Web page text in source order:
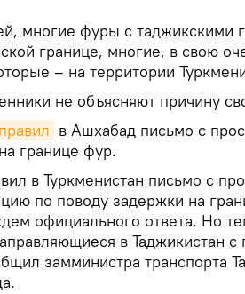
многие фуры с таджикскими
границе, многие, в свою
– на территории
не объясняют причину
в Ашхабад письмо с
границе фур.
в Туркменистан письмо с
по поводу задержки на
официального ответа. Но
в Таджикистан с
замминистра транспорта